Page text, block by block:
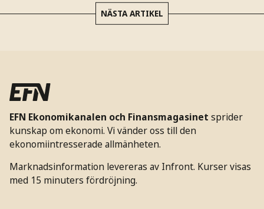
NÄSTA ARTIKEL
EFN Ekonomikanalen och Finansmagasinet sprider
kunskap om ekonomi. Vi vänder oss till den
ekonomiintresserade allmänheten.
Marknadsinformation levereras av Infront. Kurser visas
med 15 minuters fördröjning.